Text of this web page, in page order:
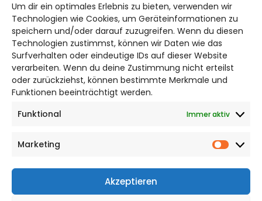
Um dir ein optimales Erlebnis zu bieten, verwenden wir
Technologien wie Cookies, um Geräteinformationen zu
speichern und/oder darauf zuzugreifen. Wenn du diesen
Technologien zustimmst, können wir Daten wie das
Surfverhalten oder eindeutige IDs auf dieser Website
verarbeiten. Wenn du deine Zustimmung nicht erteilst
oder zurückziehst, können bestimmte Merkmale und
Funktionen beeinträchtigt werden.
Funktional
Immer aktiv
Marketing
Akzeptieren
Bruchtorwall 12
38100 Braunschweig
Telefon: 0531 387220 – 65
DAS STADTMAGAZIN FÜR
BRAUNSCHWEIG
Impressum
Cookie Richtlinie
CITYLIFE! BEI FACEBOOK